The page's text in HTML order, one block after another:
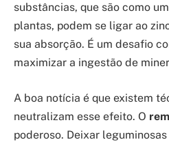
substâncias, que são como
plantas, podem se ligar ao
sua absorção. É um desafio
maximizar a ingestão de
A boa notícia é que existem
neutralizam esse efeito. O
poderoso. Deixar